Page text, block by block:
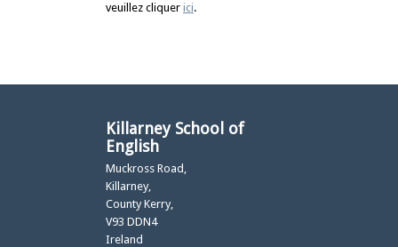
veuillez cliquer ici.
Killarney School of
English
Muckross Road,
Killarney,
County Kerry,
V93 DDN4
Ireland